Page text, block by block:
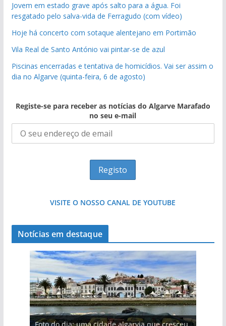
Jovem em estado grave após salto para a água. Foi
resgatado pelo salva-vida de Ferragudo (com vídeo)
Hoje há concerto com sotaque alentejano em Portimão
Vila Real de Santo António vai pintar-se de azul
Piscinas encerradas e tentativa de homicídios. Vai ser assim o
dia no Algarve (quinta-feira, 6 de agosto)
Registe-se para receber as notícias do Algarve Marafado
no seu e-mail
VISITE O NOSSO CANAL DE YOUTUBE
Notícias em destaque